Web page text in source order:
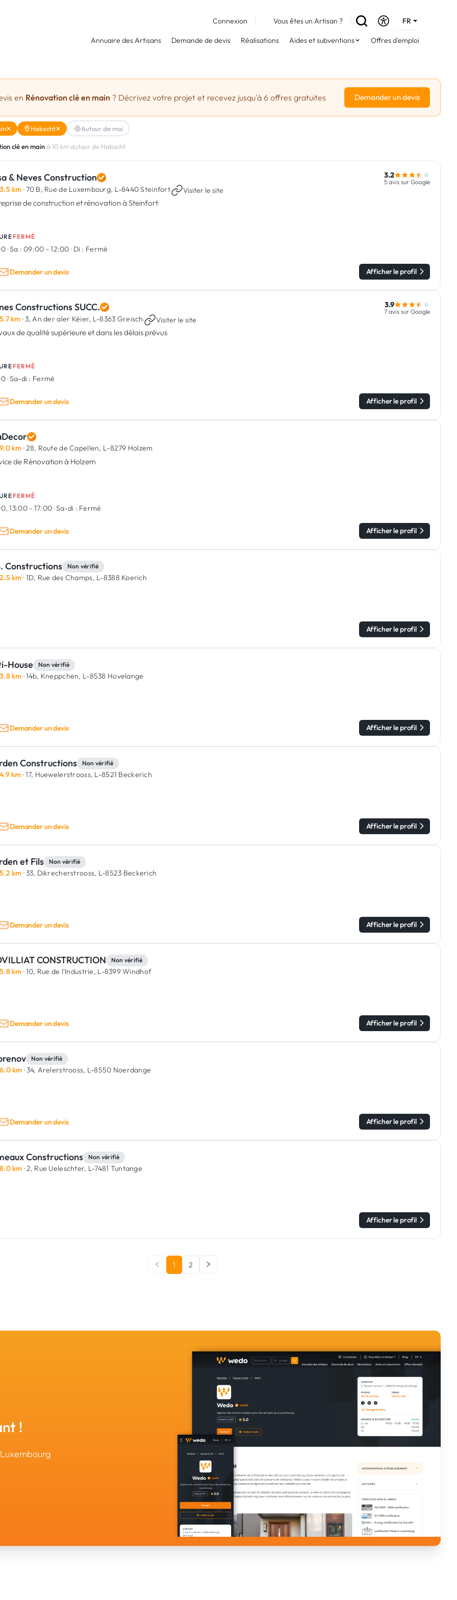
Connexion Vous êtes un Artisan ?
FR
Annuaire des Artisans Demande de devis Réalisations Aides et subventions Offres d'emploi
en Rénovation clé en main ? Décrivez votre projet et recevez jusqu'à 6 offres gratuites Demander un devis
Habscht Autour de moi
clé en mainà 10 km autour de Habscht
& Neves Construction
3.5 km · 70 B, Rue de Luxembourg, L-8440 Steinfort· Visiter le site
de construction et rénovation à Steinfort
3.2
5 avis sur Google
FERMÉ
·Sa : 09:00 - 12:00· Di : Fermé
Demander un devis Afficher le profil
Constructions SUCC.
5.7 km · 3, An der aler Kéier, L-8363 Greisch· Visiter le site
de qualité supérieure et dans les délais prévus
3.9
7 avis sur Google
FERMÉ
·Sa-di : Fermé
Demander un devis Afficher le profil
9.0 km · 28, Route de Capellen, L-8279 Holzem
de Rénovation à Holzem
FERMÉ
13:00 - 17:00·Sa-di : Fermé
Demander un devis Afficher le profil
Constructions Non vérifié
2.5 km · 1D, Rue des Champs, L-8388 Koerich
Afficher le profil
House Non vérifié
3.8 km · 14b, Kneppchen, L-8538 Hovelange
Demander un devis Afficher le profil
Constructions Non vérifié
4.9 km · 17, Huewelerstrooss, L-8521 Beckerich
Demander un devis Afficher le profil
et Fils Non vérifié
5.2 km · 33, Dikrecherstrooss, L-8523 Beckerich
Demander un devis Afficher le profil
CONSTRUCTION Non vérifié
5.8 km · 10, Rue de l'Industrie, L-8399 Windhof
Demander un devis Afficher le profil
Non vérifié
6.0 km · 34, Arelerstrooss, L-8550 Noerdange
Demander un devis Afficher le profil
Constructions Non vérifié
8.0 km · 2, Rue Ueleschter, L-7481 Tuntange
Afficher le profil
1 2
!